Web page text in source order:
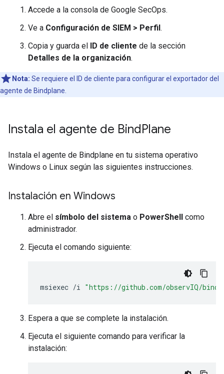
Accede a la consola de Google SecOps.
Ve a Configuración de SIEM > Perfil.
Copia y guarda el ID de cliente de la sección
Detalles de la organización.
Nota: Se requiere el ID de cliente para configurar el exportador del
agente de Bindplane.
Instala el agente de BindPlane
Instala el agente de Bindplane en tu sistema operativo
Windows o Linux según las siguientes instrucciones.
Instalación en Windows
Abre el símbolo del sistema o PowerShell como
administrador.
Ejecuta el comando siguiente:
msiexec /i "https://github.com/observIQ/
Espera a que se complete la instalación.
Ejecuta el siguiente comando para verificar la
instalación: